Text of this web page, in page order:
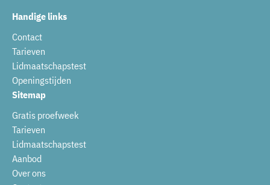
Handige links
Contact
Tarieven
Lidmaatschapstest
Openingstijden
Sitemap
Gratis proefweek
Tarieven
Lidmaatschapstest
Aanbod
Over ons